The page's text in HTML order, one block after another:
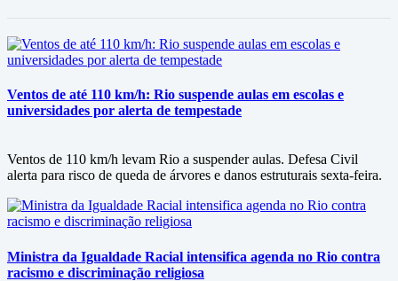
Ventos de até 110 km/h: Rio suspende aulas em escolas e
universidades por alerta de tempestade
Ventos de 110 km/h levam Rio a suspender aulas. Defesa Civil
alerta para risco de queda de árvores e danos estruturais sexta-feira.
Ministra da Igualdade Racial intensifica agenda no Rio contra
racismo e discriminação religiosa